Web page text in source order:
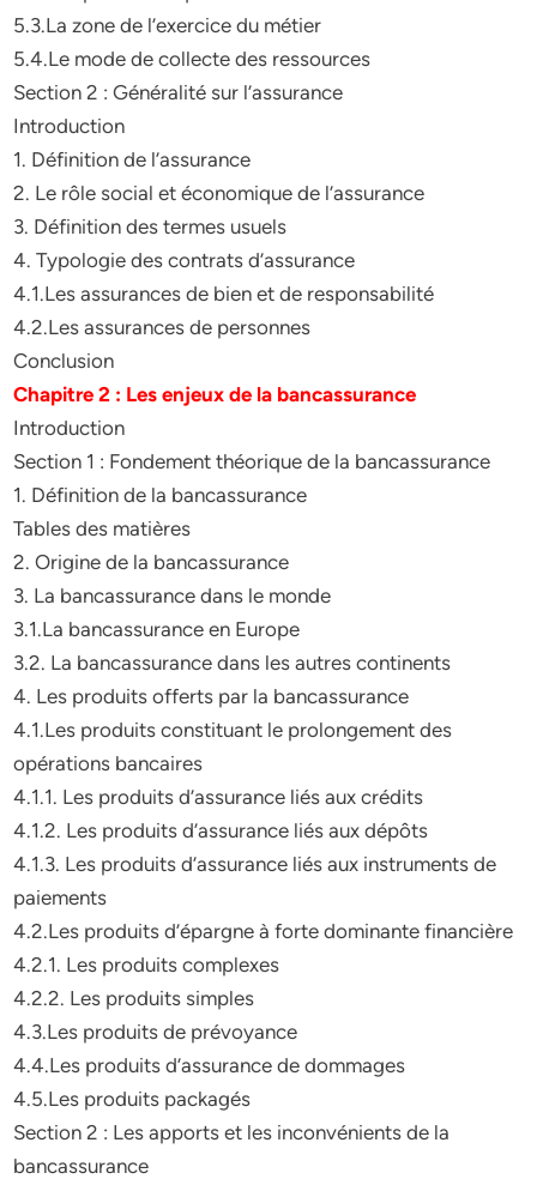
5.3.La zone de l’exercice du métier
5.4.Le mode de collecte des ressources
Section 2 : Généralité sur l’assurance
Introduction
1. Définition de l’assurance
2. Le rôle social et économique de l’assurance
3. Définition des termes usuels
4. Typologie des contrats d’assurance
4.1.Les assurances de bien et de responsabilité
4.2.Les assurances de personnes
Conclusion
Chapitre 2 : Les enjeux de la bancassurance
Introduction
Section 1 : Fondement théorique de la bancassurance
1. Définition de la bancassurance
Tables des matières
2. Origine de la bancassurance
3. La bancassurance dans le monde
3.1.La bancassurance en Europe
3.2. La bancassurance dans les autres continents
4. Les produits offerts par la bancassurance
4.1.Les produits constituant le prolongement des
opérations bancaires
4.1.1. Les produits d’assurance liés aux crédits
4.1.2. Les produits d’assurance liés aux dépôts
4.1.3. Les produits d’assurance liés aux instruments de
paiements
4.2.Les produits d’épargne à forte dominante financière
4.2.1. Les produits complexes
4.2.2. Les produits simples
4.3.Les produits de prévoyance
4.4.Les produits d’assurance de dommages
4.5.Les produits packagés
Section 2 : Les apports et les inconvénients de la
bancassurance